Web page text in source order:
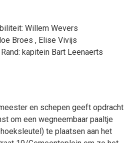
Willem Wevers
Broes , Elise Vivijs
kapitein Bart Leenaerts
en schepen geeft opdracht
om een wegneembaar paaltje
te plaatsen aan het